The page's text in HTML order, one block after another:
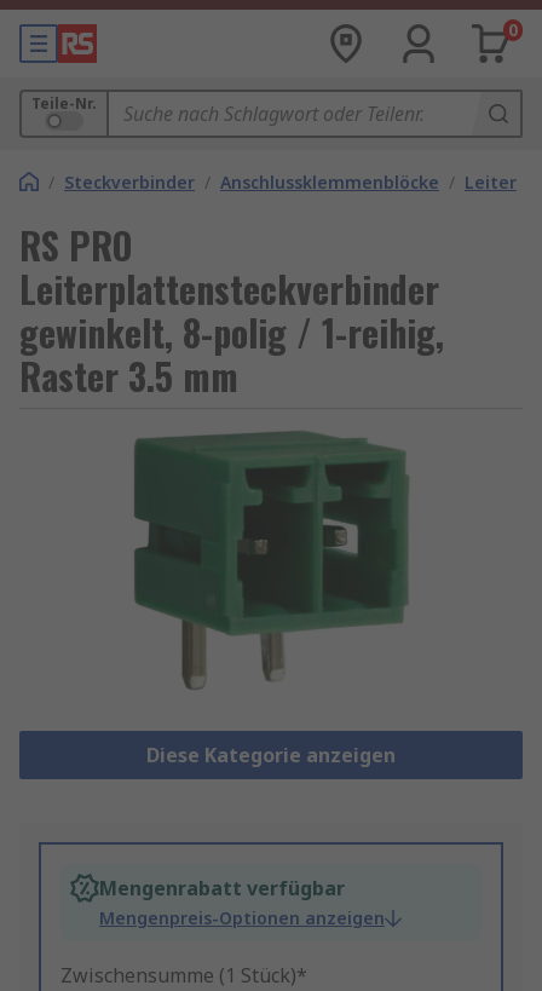
0
Teile-Nr.
/ Steckverbinder / Anschlussklemmenblöcke /
RS PRO
Leiterplattensteckverbinder
gewinkelt, 8-polig / 1-reihig,
Raster 3.5 mm
Diese Kategorie anzeigen
Mengenrabatt verfügbar
Mengenpreis-Optionen anzeigen
Zwischensumme (1 Stück)*